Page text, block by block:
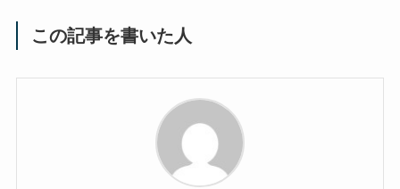
この記事を書いた人